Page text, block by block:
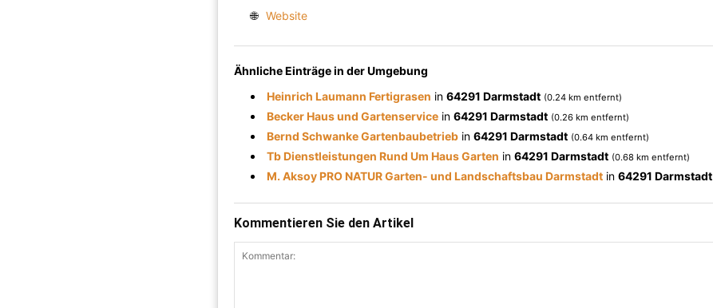
🌐 Website
Ähnliche Einträge in der Umgebung
Heinrich Laumann Fertigrasen in 64291 Darmstadt (0.24 km entfernt)
Becker Haus und Gartenservice in 64291 Darmstadt (0.26 km entfernt)
Bernd Schwanke Gartenbaubetrieb in 64291 Darmstadt (0.64 km entfernt)
Tb Dienstleistungen Rund Um Haus Garten in 64291 Darmstadt (0.68 km entfernt)
M. Aksoy PRO NATUR Garten- und Landschaftsbau Darmstadt in 64291 Darmstadt
Kommentieren Sie den Artikel